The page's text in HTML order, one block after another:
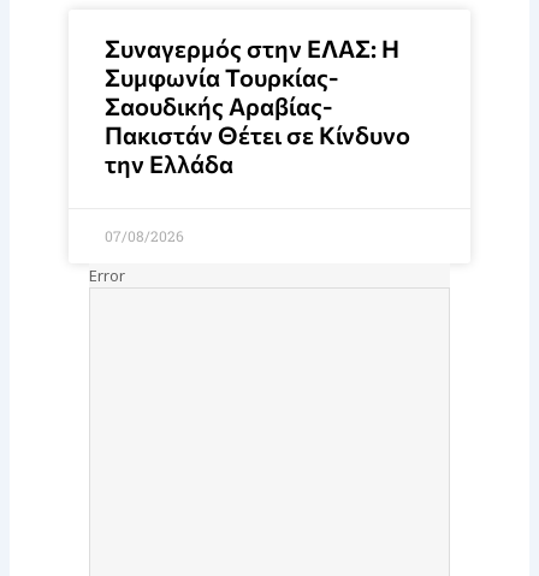
Συναγερμός στην ΕΛΑΣ: Η
Συμφωνία Τουρκίας-
Σαουδικής Αραβίας-
Πακιστάν Θέτει σε Κίνδυνο
την Ελλάδα
07/08/2026